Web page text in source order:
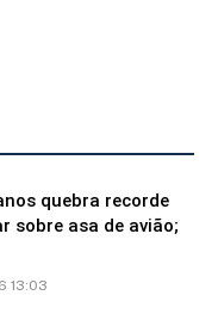
quebra recorde
sobre asa de avião;
13:03